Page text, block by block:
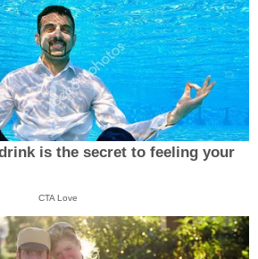
is the secret to feeling your
CTA Love